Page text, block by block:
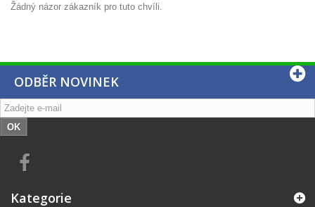
Žádný názor zákazník pro tuto chvíli.
ODBĚR NOVINEK
OK
Kategorie